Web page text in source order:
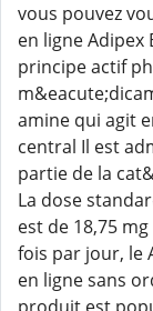
vous pouvez
en ligne
principe actif
amine qui agit
central Il est
partie de la
La dose
est de 18,75
fois par jour, le
en ligne sans